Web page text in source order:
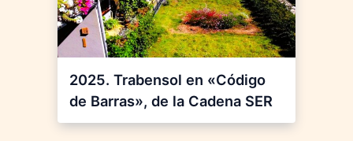
2025. Trabensol en «Código
de Barras», de la Cadena SER